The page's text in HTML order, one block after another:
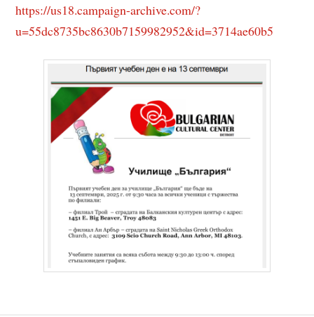
https://us18.campaign-archive.com/?
u=55dc8735bc8630b7159982952&id=3714ae60b5